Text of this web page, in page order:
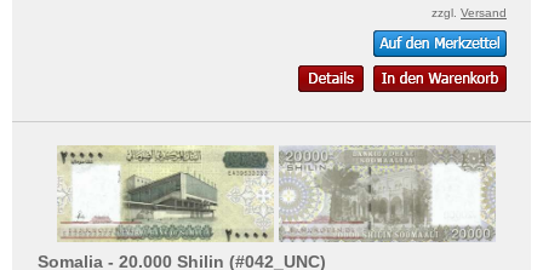
zzgl. Versand
Somalia - 20.000 Shilin (#042_UNC)